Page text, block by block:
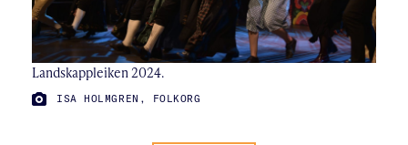
Landskappleiken 2024.
FOTO:
ISA HOLMGREN, FOLKORG